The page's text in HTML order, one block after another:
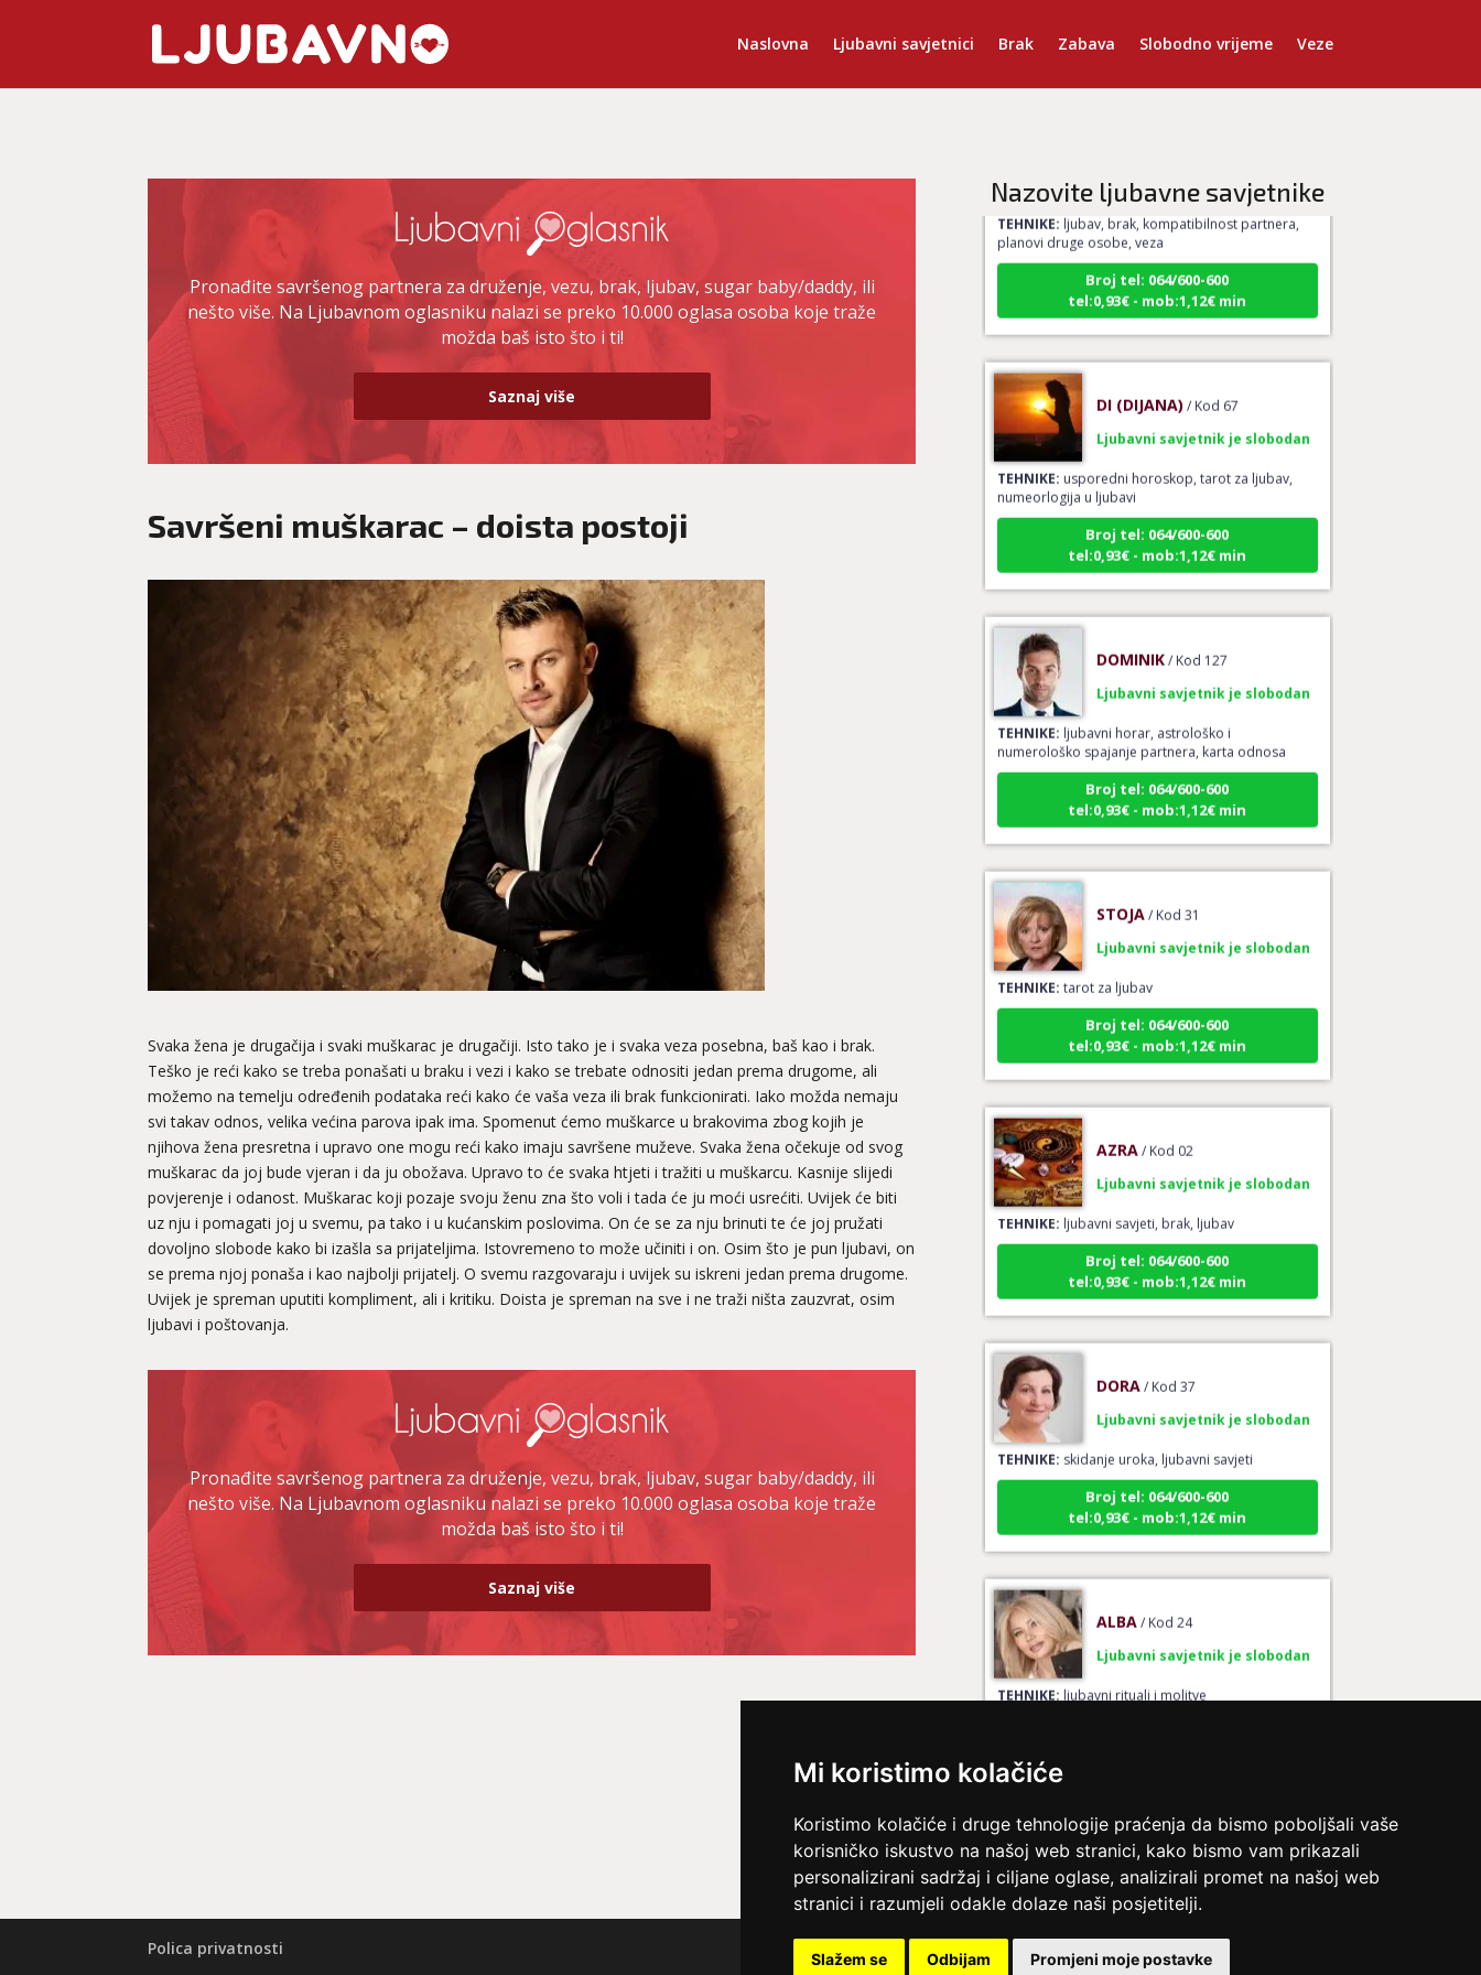
Mi koristimo kolačiće
Koristimo kolačiće i druge tehnologije praćenja da bismo poboljšali vaše
korisničko iskustvo na našoj web stranici, kako bismo vam prikazali
personalizirani sadržaj i ciljane oglase, analizirali promet na našoj web
stranici i razumjeli odakle dolaze naši posjetitelji.
Slažem se Odbijam Promjeni moje postavke
Naslovna Ljubavni savjetnici Brak Zabava Slobodno vrijeme Veze
Pronađite savršenog partnera za druženje, vezu, brak, ljubav, sugar baby/daddy, ili
nešto više. Na Ljubavnom oglasniku nalazi se preko 10.000 oglasa osoba koje traže
možda baš isto što i ti!
Saznaj više
Savršeni muškarac – doista postoji
Svaka žena je drugačija i svaki muškarac je drugačiji. Isto tako je i svaka veza posebna, baš kao i brak.
Teško je reći kako se treba ponašati u braku i vezi i kako se trebate odnositi jedan prema drugome, ali
možemo na temelju određenih podataka reći kako će vaša veza ili brak funkcionirati. Iako možda nemaju
svi takav odnos, velika većina parova ipak ima. Spomenut ćemo muškarce u brakovima zbog kojih je
njihova žena presretna i upravo one mogu reći kako imaju savršene muževe. Svaka žena očekuje od svog
muškarac da joj bude vjeran i da ju obožava. Upravo to će svaka htjeti i tražiti u muškarcu. Kasnije slijedi
povjerenje i odanost. Muškarac koji pozaje svoju ženu zna što voli i tada će ju moći usrećiti. Uvijek će biti
uz nju i pomagati joj u svemu, pa tako i u kućanskim poslovima. On će se za nju brinuti te će joj pružati
dovoljno slobode kako bi izašla sa prijateljima. Istovremeno to može učiniti i on. Osim što je pun ljubavi, on
se prema njoj ponaša i kao najbolji prijatelj. O svemu razgovaraju i uvijek su iskreni jedan prema drugome.
Uvijek je spreman uputiti kompliment, ali i kritiku. Doista je spreman na sve i ne traži ništa zauzvrat, osim
ljubavi i poštovanja.
Pronađite savršenog partnera za druženje, vezu, brak, ljubav, sugar baby/daddy, ili
nešto više. Na Ljubavnom oglasniku nalazi se preko 10.000 oglasa osoba koje traže
možda baš isto što i ti!
Saznaj više
Nazovite ljubavne savjetnike
ljubav, brak, kompatibilnost partnera,
planovi druge osobe, veza
Broj tel: 064/600-600
tel:0,93€ - mob:1,12€ min
TEHNIKE:usporedni horoskop, tarot za ljubav,
numeorlogija u ljubavi
Broj tel: 064/600-600
tel:0,93€ - mob:1,12€ min
TEHNIKE:ljubavni horar, astrološko i
numerološko spajanje partnera, karta odnosa
Broj tel: 064/600-600
tel:0,93€ - mob:1,12€ min
TEHNIKE:tarot za ljubav
Broj tel: 064/600-600
tel:0,93€ - mob:1,12€ min
TEHNIKE:ljubavni savjeti, brak, ljubav
Broj tel: 064/600-600
tel:0,93€ - mob:1,12€ min
TEHNIKE:skidanje uroka, ljubavni savjeti
Broj tel: 064/600-600
tel:0,93€ - mob:1,12€ min
TEHNIKE:ljubavni rituali i molitve
IRIDA - MAGDALENA / Kod 36
Ljubavni savjetnik je slobodan
TEHNIKE:ljubav, brak, veze
Broj tel: 064/600-600
Polica privatnosti